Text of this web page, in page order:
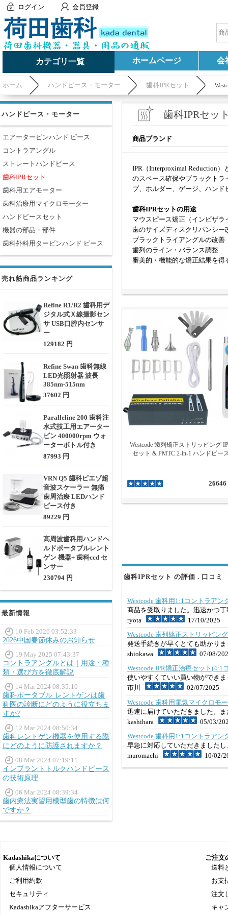
ログイン 会員登録
カテゴリ一覧 ホームページ 会
ホーム ハンドピース・モーター 歯科IPRセット
ハンドピース・モーター
エアータービンハンド ピース
コントラアングル
ストレートハンドピース
歯科IPRセット
歯科用エアモーター
歯科治療用マイクロモーター
ハンドピースセット
機器の部品・部件
歯科外科用タービンハンド ピース
売れ筋商品ランキング
Refine R1/R2 歯科用デ
ジタル式Ｘ線撮影セン
サ USB口腔内センサ
ー
129182 円
Refine Swan 歯科無線
LED光照射器 波長
385nm-515nm
37602 円
Paralleline 200 歯科注
水式技工用エアーター
ビン 400000rpm ウォ
ーターボトル付き
87993 円
VRN Q5 歯科ピエゾ超
音波スケーラー 無痛
歯周治療 LEDハンド
ピース付き
89229 円
高周波歯科用ハンドヘ
ルドポータブルレント
ゲン 機器+ 歯科ccd セ
ンサー
230794 円
最新情報
10 Feb 2026 03:52:33
2026中国春節休みのお知らせ
19 May 2025 07:43:37
コントラアングルとは｜用途・種
類・選び方を徹底解説
14 Mar 2024 08:35:10
歯科ポータブル レントゲンは歯
科医の診断にどのように役立ちま
すか?
12 Mar 2024 08:50:34
歯科レントゲン機器を使用する際
にどのように防護されますか？
08 Mar 2024 07:19:11
インプラントトルクハンドピース
の技術原理
06 Mar 2024 08:39:34
歯内療法実習用模型歯の特徴は何
ですか？
歯科IPRセッ
商品ブランド
IPR（Interproximal Reduction
のスペース確保やブラックト
プ、ホルダー、ゲージ、ハン
歯科IPRセットの用途
マウスピース矯正（インビザ
歯のサイズディスクリパンシー
ブラックトライアングルの改善
歯列のライン・バランス調整
審美的・機能的な矯正結果を得
選定時のポイントと確認すべき
使用方式（手動orモーター用）
ストリップの種類・粒度（粗
削合幅ゲージの有無：確実で
滅菌可否：再使用可能か、デ
歯科IPRセットは、矯正治療
処置を行うために、機能性と
当社の歯科用 IPRセットには
製品の組み合わせには、歯間
Westcode 歯列矯正ストリッピング
セット & PMTC 2-in-1 ハンドピー
26646
歯科IPRセット の評価 . 口コミ
Westcode 歯科用1:1コントラア
商品を受取りました。迅速かつ
ryota
17/10/2025
Westcode 歯列矯正ストリッピン
発送手続きが早くとても助かり
shiokawa
07/08/
Westcode IPR矯正治療セット
使いやすくていい買い物ができ
市川
02/07/2025
Westcode 歯科用電気マイクロモ
迅速に届けていただきました。
kashihara
05/03/
Westcode 歯科用1:1コントラア
早急に対応していただきました
muromachi
10/02/
Kadashikaについて
個人情報について
ご利用約款
セキュリティ
Kadashikaアフターサービス
ご注文
送料
お支
注文
キャ